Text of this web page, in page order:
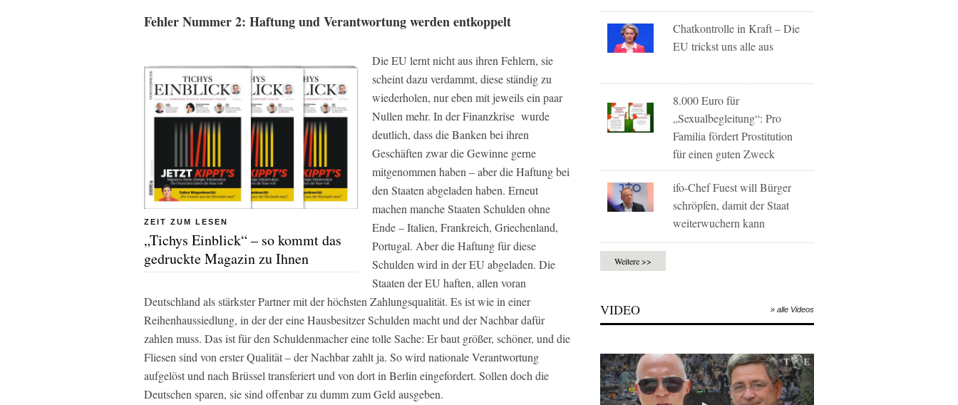
Fehler Nummer 2: Haftung und Verantwortung werden entkoppelt
ZEIT ZUM LESEN
„Tichys Einblick“ – so kommt das
gedruckte Magazin zu Ihnen
Die EU lernt nicht aus ihren Fehlern, sie
scheint dazu verdammt, diese ständig zu
wiederholen, nur eben mit jeweils ein paar
Nullen mehr. In der Finanzkrise wurde
deutlich, dass die Banken bei ihren
Geschäften zwar die Gewinne gerne
mitgenommen haben – aber die Haftung bei
den Staaten abgeladen haben. Erneut
machen manche Staaten Schulden ohne
Ende – Italien, Frankreich, Griechenland,
Portugal. Aber die Haftung für diese
Schulden wird in der EU abgeladen. Die
Staaten der EU haften, allen voran
Deutschland als stärkster Partner mit der höchsten Zahlungsqualität. Es ist wie in einer
Reihenhaussiedlung, in der der eine Hausbesitzer Schulden macht und der Nachbar dafür
zahlen muss. Das ist für den Schuldenmacher eine tolle Sache: Er baut größer, schöner, und die
Fliesen sind von erster Qualität – der Nachbar zahlt ja. So wird nationale Verantwortung
aufgelöst und nach Brüssel transferiert und von dort in Berlin eingefordert. Sollen doch die
Deutschen sparen, sie sind offenbar zu dumm zum Geld ausgeben.
Chatkontrolle in Kraft – Die
EU trickst uns alle aus
8.000 Euro für
„Sexualbegleitung“: Pro
Familia fördert Prostitution
für einen guten Zweck
ifo-Chef Fuest will Bürger
schröpfen, damit der Staat
weiterwuchern kann
Weitere >>
VIDEO » alle Videos